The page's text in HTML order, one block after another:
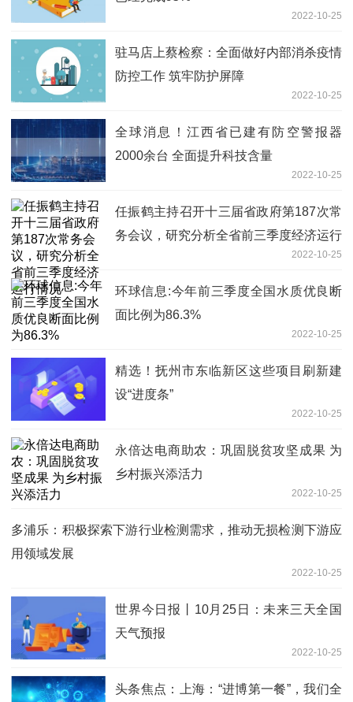
2022-10-25
驻马店上蔡检察：全面做好内部消杀疫情
防控工作 筑牢防护屏障
2022-10-25
全球消息！江西省已建有防空警报器
2000余台 全面提升科技含量
2022-10-25
任振鹤主持召开十三届省政府第187次常
务会议，研究分析全省前三季度经济运行
2022-10-25
环球信息:今年前三季度全国水质优良断
面比例为86.3%
2022-10-25
精选！抚州市东临新区这些项目刷新建
设“进度条”
2022-10-25
永倍达电商助农：巩固脱贫攻坚成果 为
乡村振兴添活力
2022-10-25
多浦乐：积极探索下游行业检测需求，推动无损检测下游应
用领域发展
2022-10-25
世界今日报丨10月25日：未来三天全国
天气预报
2022-10-25
头条焦点：上海：“进博第一餐”，我们全